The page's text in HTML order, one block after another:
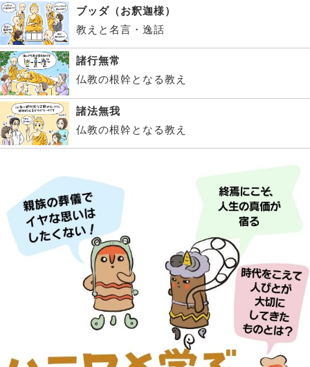
ブッダ（お釈迦様）
教えと名言・逸話
諸行無常
仏教の根幹となる教え
諸法無我
仏教の根幹となる教え